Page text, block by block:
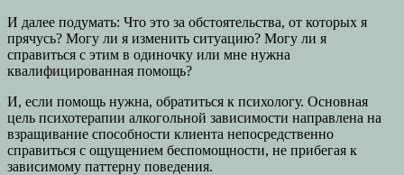
И далее подумать: Что это за обстоятельства, от которых я
прячусь? Могу ли я изменить ситуацию? Могу ли я
справиться с этим в одиночку или мне нужна
квалифицированная помощь?
И, если помощь нужна, обратиться к психологу. Основная
цель психотерапии алкогольной зависимости направлена на
взращивание способности клиента непосредственно
справиться с ощущением беспомощности, не прибегая к
зависимому паттерну поведения.